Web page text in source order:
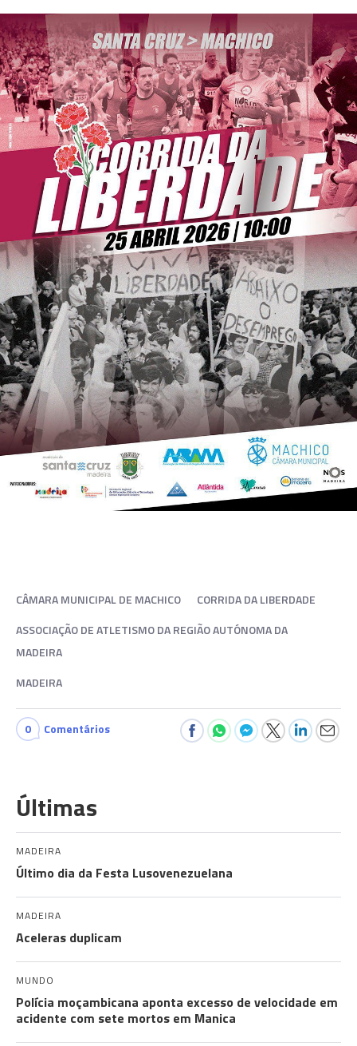
CÂMARA MUNICIPAL DE MACHICO
CORRIDA DA LIBERDADE
ASSOCIAÇÃO DE ATLETISMO DA REGIÃO AUTÓNOMA DA
MADEIRA
MADEIRA
0 Comentários
Últimas
MADEIRA
Último dia da Festa Lusovenezuelana
MADEIRA
Aceleras duplicam
MUNDO
Polícia moçambicana aponta excesso de velocidade em
acidente com sete mortos em Manica